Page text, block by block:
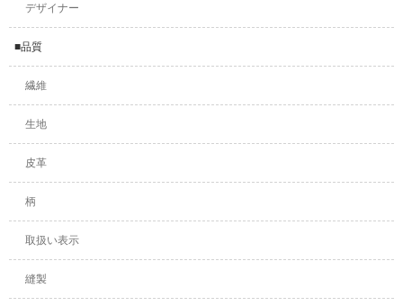
デザイナー
■品質
繊維
生地
皮革
柄
取扱い表示
縫製